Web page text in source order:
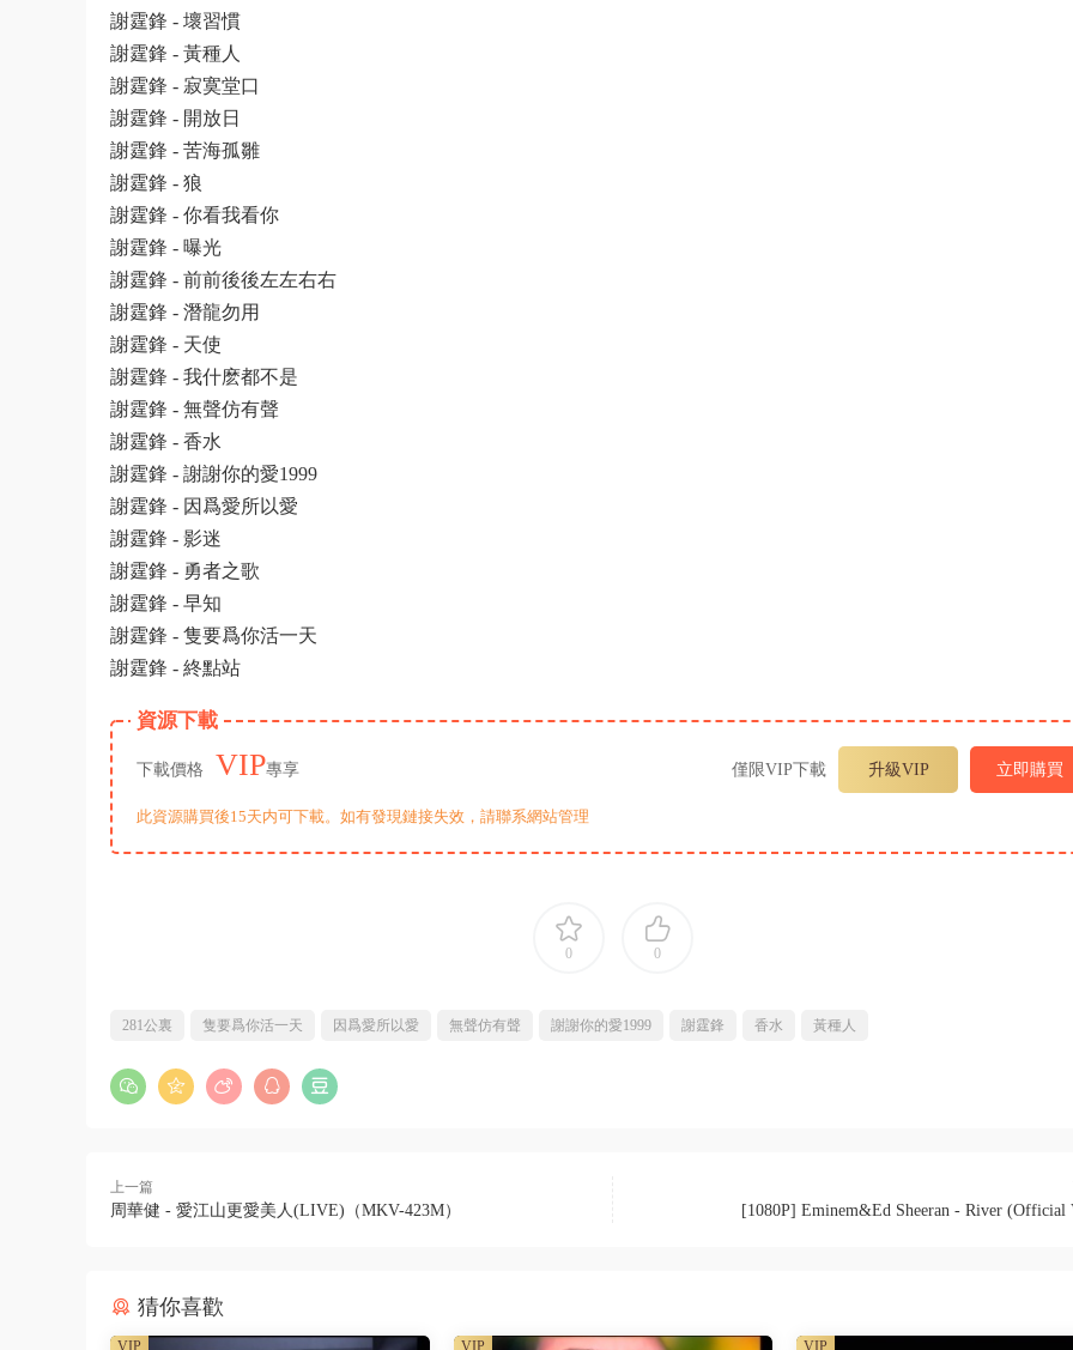
謝霆鋒 - 壞習慣
謝霆鋒 - 黃種人
謝霆鋒 - 寂寞堂口
謝霆鋒 - 開放日
謝霆鋒 - 苦海孤雛
謝霆鋒 - 狼
謝霆鋒 - 你看我看你
謝霆鋒 - 曝光
謝霆鋒 - 前前後後左左右右
謝霆鋒 - 潛龍勿用
謝霆鋒 - 天使
謝霆鋒 - 我什麽都不是
謝霆鋒 - 無聲仿有聲
謝霆鋒 - 香水
謝霆鋒 - 謝謝你的愛1999
謝霆鋒 - 因爲愛所以愛
謝霆鋒 - 影迷
謝霆鋒 - 勇者之歌
謝霆鋒 - 早知
謝霆鋒 - 隻要爲你活一天
謝霆鋒 - 終點站
資源下載
下載價格 VIP專享 僅限VIP下載 升級VIP 立即購買
此資源購買後15天内可下載。如有發現鏈接失效，請聯系網站管理
0 0
281公裏 隻要爲你活一天 因爲愛所以愛 無聲仿有聲 謝謝你的愛1999 謝霆鋒 香水 黃種人
上一篇
周華健 - 愛江山更愛美人(LIVE)（MKV-423M） [1080P] Eminem&Ed Sheeran - River (Official
猜你喜歡
VIP VIP VIP